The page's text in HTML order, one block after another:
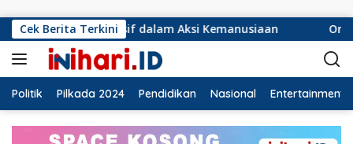
Cek Berita Terkini
Aksi Kemanusiaan Ormas Laskar Lampung
Politik Pilkada 2024 Pendidikan Nasional Entertainment